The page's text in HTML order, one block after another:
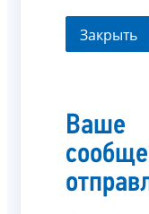
Закрыть
Ваше